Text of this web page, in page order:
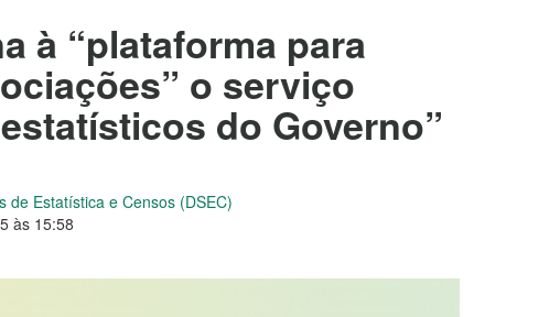
à “plataforma para
o serviço
do Governo”
de Estatística e Censos (DSEC)
às 15:58